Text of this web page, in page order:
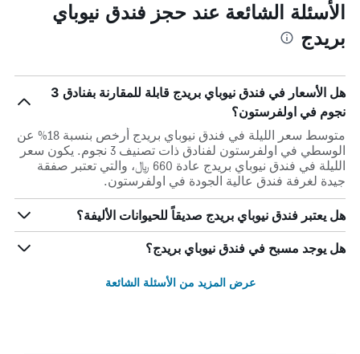
الأسئلة الشائعة عند حجز فندق نيوباي
بريدج
هل الأسعار في فندق نيوباي بريدج قابلة للمقارنة بفنادق 3
نجوم في اولفرستون؟
متوسط سعر الليلة في فندق نيوباي بريدج أرخص بنسبة 18% عن
الوسطي في اولفرستون لفنادق ذات تصنيف 3 نجوم. يكون سعر
الليلة في فندق نيوباي بريدج عادة 660 ﷼، والتي تعتبر صفقة
جيدة لغرفة فندق عالية الجودة في اولفرستون.
هل يعتبر فندق نيوباي بريدج صديقاً للحيوانات الأليفة؟
هل يوجد مسبح في فندق نيوباي بريدج؟
عرض المزيد من الأسئلة الشائعة